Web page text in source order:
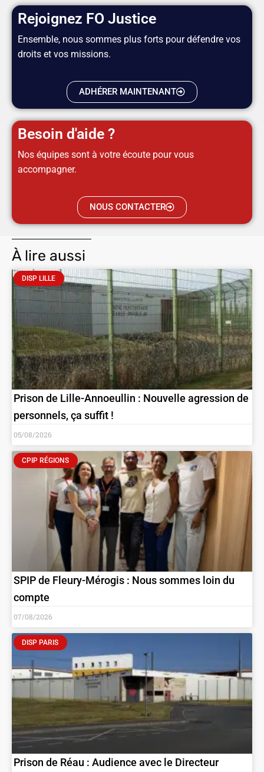
Rejoignez FO Justice
Ensemble, nous sommes plus forts pour défendre vos
droits et vos missions.
ADHÉRER MAINTENANT
Besoin d'aide ?
Nos équipes sont à votre écoute pour vous
accompagner.
NOUS CONTACTER
À lire aussi
DISP LILLE
Prison de Lille-Annoeullin : Nouvelle agression de
personnels, ça suffit !
05/08/2026
CPIP RÉGIONS
SPIP de Fleury-Mérogis : Nous sommes loin du
compte
07/08/2026
DISP PARIS
Prison de Réau : Audience avec le Directeur